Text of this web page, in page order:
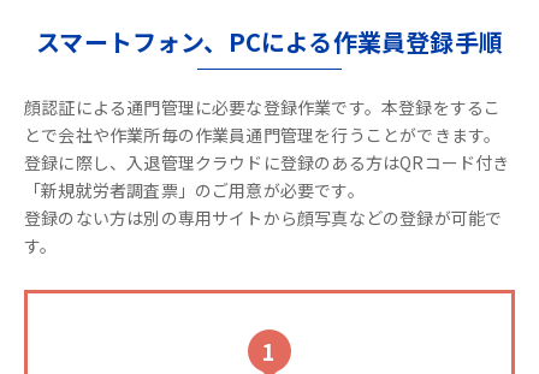
スマートフォン、PCによる作業員登録手順
顔認証による通門管理に必要な登録作業です。本登録をするこ
とで会社や作業所毎の作業員通門管理を行うことができます。
登録に際し、入退管理クラウドに登録のある方はQRコード付き
「新規就労者調査票」のご用意が必要です。
登録のない方は別の専用サイトから顔写真などの登録が可能で
す。
1